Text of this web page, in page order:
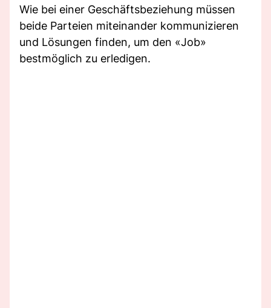
Wie bei einer Geschäftsbeziehung müssen
beide Parteien miteinander kommunizieren
und Lösungen finden, um den «Job»
bestmöglich zu erledigen.